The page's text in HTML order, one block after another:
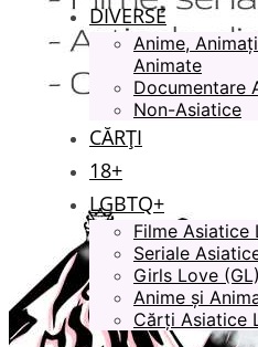
DIVERSE
Anime,
Animate
Documentare
Non-Asiatice
CĂRȚI
18+
LGBTQ+
Filme Asiatice
Seriale
Girls Love (GL)
Anime și
Cărți Asiatice